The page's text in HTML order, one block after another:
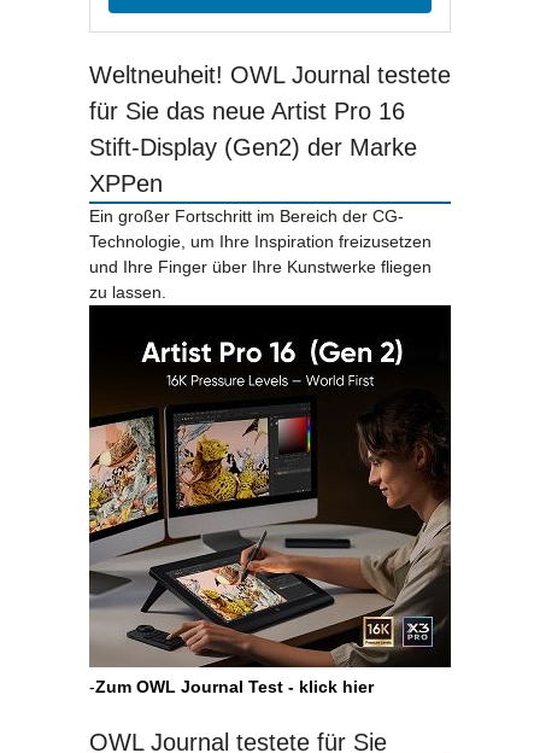
Weltneuheit! OWL Journal testete
für Sie das neue Artist Pro 16
Stift-Display (Gen2) der Marke
XPPen
Ein großer Fortschritt im Bereich der CG-
Technologie, um Ihre Inspiration freizusetzen
und Ihre Finger über Ihre Kunstwerke fliegen
zu lassen.
-Zum OWL Journal Test - klick hier
OWL Journal testete für Sie